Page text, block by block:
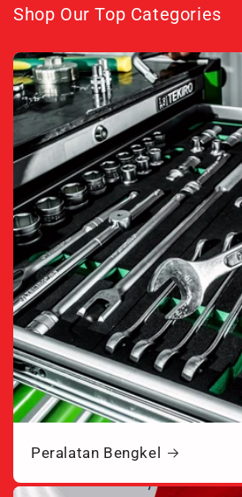
Shop Our Top Categories
Peralatan Bengkel